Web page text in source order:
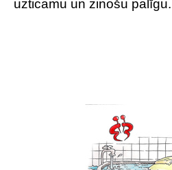
uzticamu un zinošu palīgu.